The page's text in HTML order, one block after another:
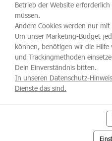
Betrieb der Website
müssen.
Andere Cookies werden nur
Um unser Marketing-Budget
können, benötigen wir die
und Trackingmethoden
Dein Einverständnis bitten.
In unseren Datenschutz-
Dienste das sind.
Bleiben Sie auf dem
unseren Newsletter.
Ihr Urlaub auf der